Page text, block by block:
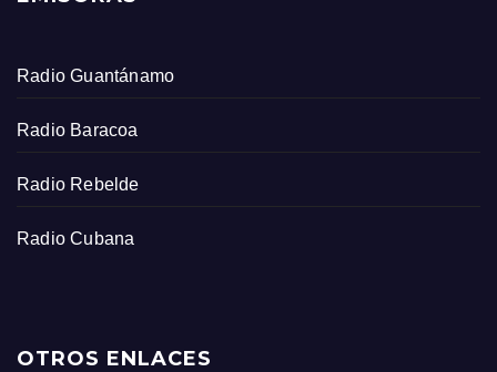
Radio Guantánamo
Radio Baracoa
Radio Rebelde
Radio Cubana
OTROS ENLACES